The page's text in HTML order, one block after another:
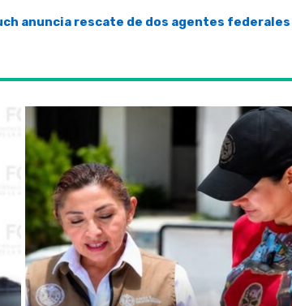
anuncia rescate de dos agentes